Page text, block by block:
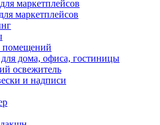
маркетплейсов
маркетплейсов
помещений
дома, офиса, гостиницы
освежитель
и надписи